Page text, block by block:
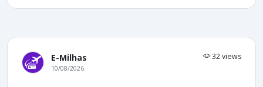
E-Milhas 32 views
10/08/2026